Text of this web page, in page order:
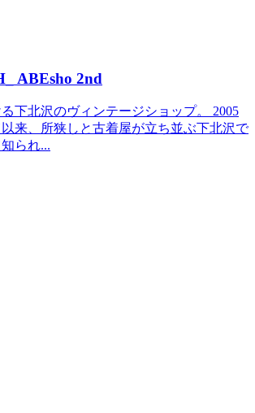
ABEsho 2nd
下北沢のヴィンテージショップ。 2005
来、所狭しと古着屋が立ち並ぶ下北沢で
られ...